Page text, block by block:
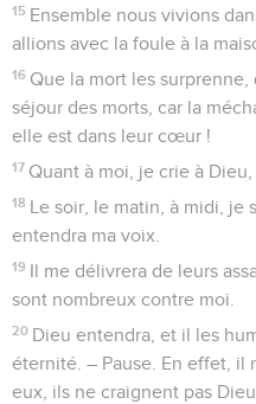
15 Ensemble nous vivions
allions avec la foule à la
16 Que la mort les surprenne,
séjour des morts, car la
elle est dans leur cœur !
17 Quant à moi, je crie à Dieu,
18 Le soir, le matin, à midi, je
entendra ma voix.
19 Il me délivrera de leurs
sont nombreux contre moi.
20 Dieu entendra, et il les
éternité. – Pause. En effet, il
eux, ils ne craignent pas Dieu.